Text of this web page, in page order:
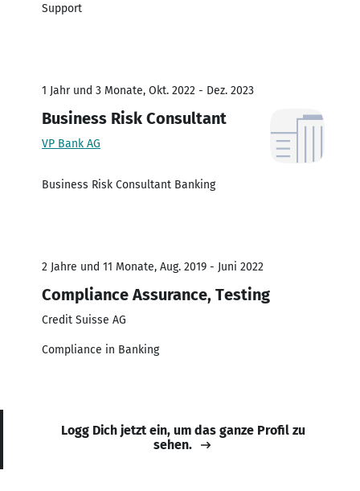
Support
1 Jahr und 3 Monate, Okt. 2022 - Dez. 2023
Business Risk Consultant
VP Bank AG
Business Risk Consultant Banking
2 Jahre und 11 Monate, Aug. 2019 - Juni 2022
Compliance Assurance, Testing
Credit Suisse AG
Compliance in Banking
Logg Dich jetzt ein, um das ganze Profil zu
sehen.